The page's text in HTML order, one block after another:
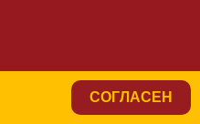
СОГЛАСЕН